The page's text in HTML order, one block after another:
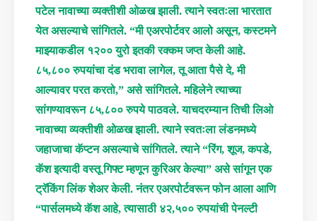
पटेल नावाच्या व्यक्तीशी ओळख झाली. त्याने स्वतःला भारतात
येत असल्याचे सांगितले. “मी एअरपोर्टवर आलो असून, कस्टमने
माझ्याकडील १२०० युरो इतकी रक्कम जप्त केली आहे.
८५,८०० रुपयांचा दंड भरावा लागेल, तू आता पैसे दे, मी
आल्यावर परत करतो,” असे सांगितले. महिलेने त्याच्या
सांगण्यावरून ८५,८०० रुपये पाठवले. याचदरम्यान तिची लिओ
नावाच्या व्यक्तीशी ओळख झाली. त्याने स्वतःला लंडनमध्ये
जहाजाचा कॅप्टन असल्याचे सांगितले. त्याने “रिंग, शूज, कपडे,
कॅश इत्यादी वस्तू गिफ्ट म्हणून कुरिअर केल्या” असे सांगून एक
ट्रॅकिंग लिंक शेअर केली. नंतर एअरपोर्टवरून फोन आला आणि
“पार्सलमध्ये कॅश आहे, त्यासाठी ४२,५०० रुपयांची पेनल्टी